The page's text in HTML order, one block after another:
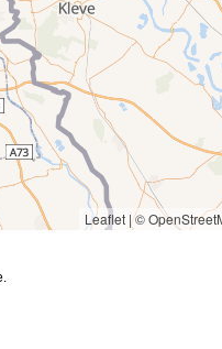
Leaflet |©